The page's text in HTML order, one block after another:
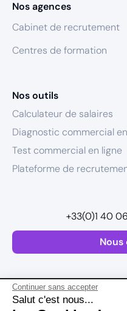
Continuer sans accepter
Salut c'est nous...
Nos agences
Cabinet de recrutement
Centres de formation
Nos outils
Calculateur de salaires
Diagnostic commercial
Test commercial en ligne
Plateforme de
+33(0)1 40